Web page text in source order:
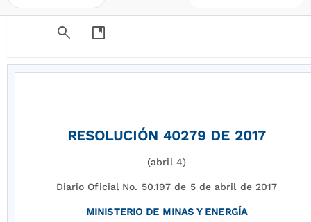
search developer_guide
RESOLUCIÓN 40279 DE 2017
(abril 4)
Diario Oficial No. 50.197 de 5 de abril de 2017
MINISTERIO DE MINAS Y ENERGÍA